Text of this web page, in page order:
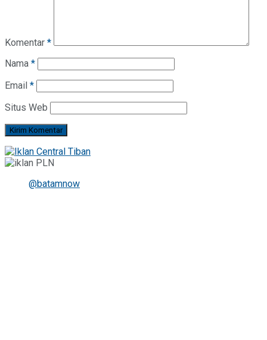
Komentar *
Nama *
Email *
Situs Web
@batamnow